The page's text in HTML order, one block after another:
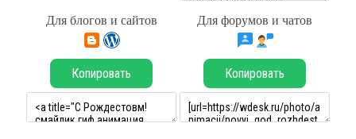
Для блогов и сайтов Для форумов и чатов
Копировать Копировать